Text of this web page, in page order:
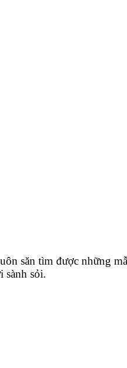
săn tìm được những
sành sỏi.